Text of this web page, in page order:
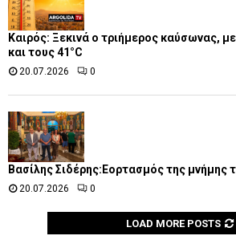
Καιρός: Ξεκινά ο τριήμερος καύσωνας,
και τους 41°C
20.07.2026 0
Βασίλης Σιδέρης:Εορτασμός της μνήμης
20.07.2026 0
LOAD MORE POSTS